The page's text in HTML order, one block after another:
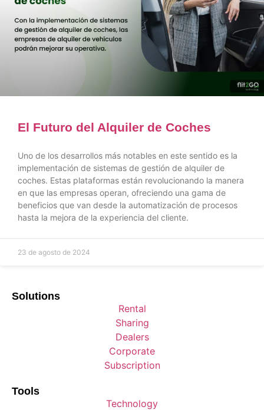
El Futuro del Alquiler de Coches
Uno de los desarrollos más notables en este sentido es la
implementación de sistemas de gestión de alquiler de
coches. Estas plataformas están revolucionando la manera
en que las empresas operan, ofreciendo una gama de
beneficios que van desde la automatización de procesos
hasta la mejora de la experiencia del cliente.
23 de agosto de 2024
Solutions
Rental
Sharing
Dealers
Corporate
Subscription
Tools
Technology